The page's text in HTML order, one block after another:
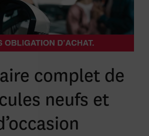
complet de
neufs et